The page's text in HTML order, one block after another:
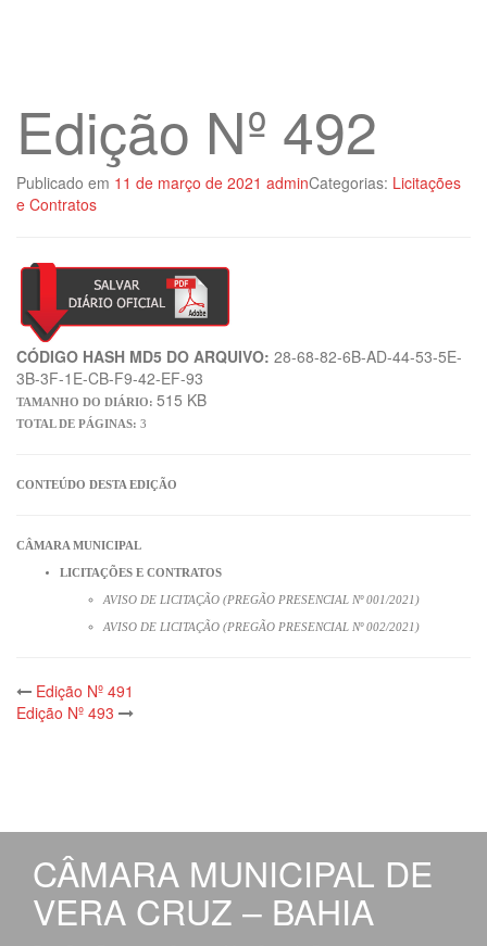
Edição Nº 492
Publicado em 11 de março de 2021 adminCategorias: Licitações
e Contratos
CÓDIGO HASH MD5 DO ARQUIVO: 28-68-82-6B-AD-44-53-5E-
3B-3F-1E-CB-F9-42-EF-93
TAMANHO DO DIÁRIO: 515 KB
TOTAL DE PÁGINAS: 3
CONTEÚDO DESTA EDIÇÃO
CÂMARA MUNICIPAL
LICITAÇÕES E CONTRATOS
AVISO DE LICITAÇÃO (PREGÃO PRESENCIAL Nº 001/2021)
AVISO DE LICITAÇÃO (PREGÃO PRESENCIAL Nº 002/2021)
Post
Edição Nº 491
Edição Nº 493
CÂMARA MUNICIPAL DE
VERA CRUZ – BAHIA